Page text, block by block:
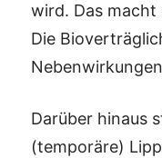
wird. Das macht
Die
Darüber hinaus
(temporäre)